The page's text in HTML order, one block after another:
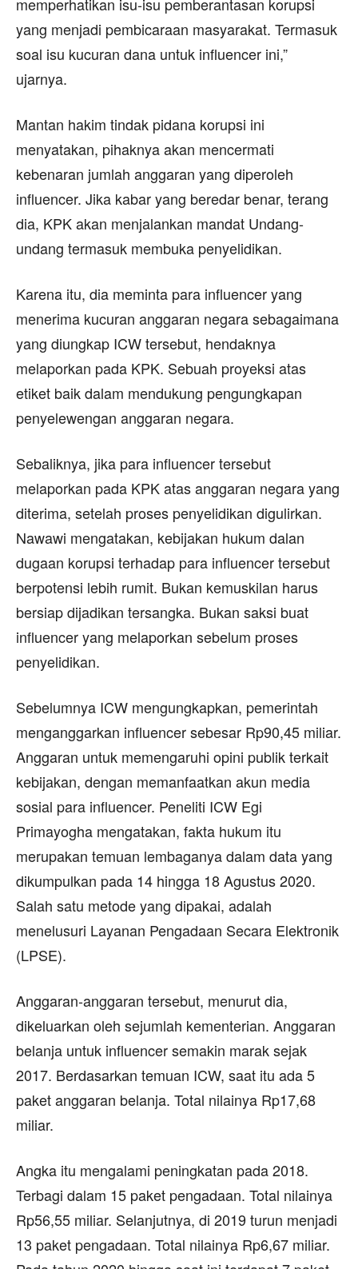
yang menjadi pembicaraan masyarakat. Termasuk
soal isu kucuran dana untuk influencer ini,”
ujarnya.
Mantan hakim tindak pidana korupsi ini
menyatakan, pihaknya akan mencermati
kebenaran jumlah anggaran yang diperoleh
influencer. Jika kabar yang beredar benar, terang
dia, KPK akan menjalankan mandat Undang-
undang termasuk membuka penyelidikan.
Karena itu, dia meminta para influencer yang
menerima kucuran anggaran negara sebagaimana
yang diungkap ICW tersebut, hendaknya
melaporkan pada KPK. Sebuah proyeksi atas
etiket baik dalam mendukung pengungkapan
penyelewengan anggaran negara.
Sebaliknya, jika para influencer tersebut
melaporkan pada KPK atas anggaran negara yang
diterima, setelah proses penyelidikan digulirkan.
Nawawi mengatakan, kebijakan hukum dalan
dugaan korupsi terhadap para influencer tersebut
berpotensi lebih rumit. Bukan kemuskilan harus
bersiap dijadikan tersangka. Bukan saksi buat
influencer yang melaporkan sebelum proses
penyelidikan.
Sebelumnya ICW mengungkapkan, pemerintah
menganggarkan influencer sebesar Rp90,45 miliar.
Anggaran untuk memengaruhi opini publik terkait
kebijakan, dengan memanfaatkan akun media
sosial para influencer. Peneliti ICW Egi
Primayogha mengatakan, fakta hukum itu
merupakan temuan lembaganya dalam data yang
dikumpulkan pada 14 hingga 18 Agustus 2020.
Salah satu metode yang dipakai, adalah
menelusuri Layanan Pengadaan Secara Elektronik
(LPSE).
Anggaran-anggaran tersebut, menurut dia,
dikeluarkan oleh sejumlah kementerian. Anggaran
belanja untuk influencer semakin marak sejak
2017. Berdasarkan temuan ICW, saat itu ada 5
paket anggaran belanja. Total nilainya Rp17,68
miliar.
Angka itu mengalami peningkatan pada 2018.
Terbagi dalam 15 paket pengadaan. Total nilainya
Rp56,55 miliar. Selanjutnya, di 2019 turun menjadi
13 paket pengadaan. Total nilainya Rp6,67 miliar.